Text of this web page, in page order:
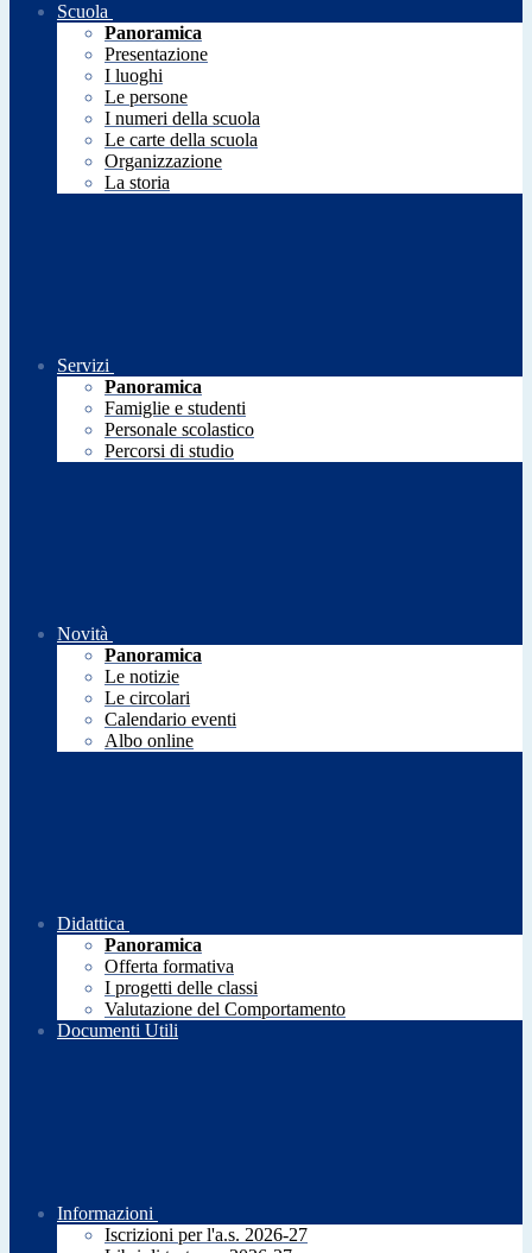
Scuola
Panoramica
Presentazione
I luoghi
Le persone
I numeri della scuola
Le carte della scuola
Organizzazione
La storia
Servizi
Panoramica
Famiglie e studenti
Personale scolastico
Percorsi di studio
Novità
Panoramica
Le notizie
Le circolari
Calendario eventi
Albo online
Didattica
Panoramica
Offerta formativa
I progetti delle classi
Valutazione del Comportamento
Documenti Utili
Informazioni
Iscrizioni per l'a.s. 2026-27